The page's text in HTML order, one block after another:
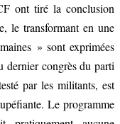
ont tiré la conclusion
le transformant en une
» sont exprimées
dernier congrès du parti
par les militants, est
Le programme